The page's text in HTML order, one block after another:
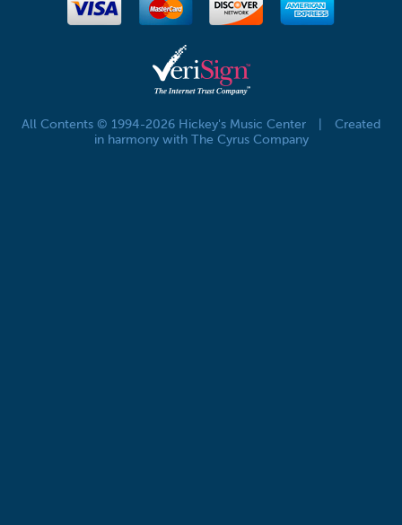
All Contents © 1994-2026 Hickey's Music Center
Created
in harmony with The Cyrus Company